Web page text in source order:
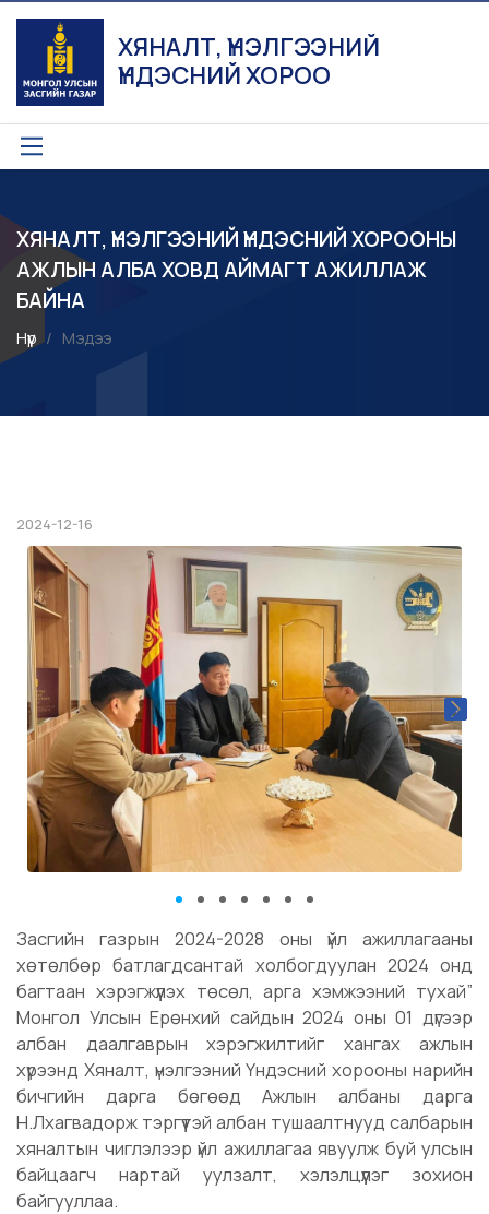
ХЯНАЛТ, ҮНЭЛГЭЭНИЙ
ҮНДЭСНИЙ ХОРОО
ХЯНАЛТ, ҮНЭЛГЭЭНИЙ ҮНДЭСНИЙ ХОРООНЫ
АЖЛЫН АЛБА ХОВД АЙМАГТ АЖИЛЛАЖ
БАЙНА
Нүүр Мэдээ
2024-12-16
Засгийн газрын 2024-2028 оны үйл ажиллагааны
хөтөлбөр батлагдсантай холбогдуулан 2024 онд
багтаан хэрэгжүүлэх төсөл, арга хэмжээний тухай”
Монгол Улсын Ерөнхий сайдын 2024 оны 01 дүгээр
албан даалгаврын хэрэгжилтийг хангах ажлын
хүрээнд Хяналт, үнэлгээний Үндэсний хорооны нарийн
бичгийн дарга бөгөөд Ажлын албаны дарга
Н.Лхагвадорж тэргүүтэй албан тушаалтнууд салбарын
хяналтын чиглэлээр үйл ажиллагаа явуулж буй улсын
байцаагч нартай уулзалт, хэлэлцүүлэг зохион
байгууллаа.